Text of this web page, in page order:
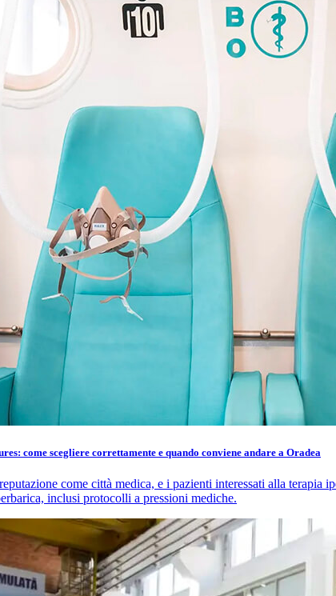
come scegliere correttamente e quando conviene andare a Oradea
come città medica, e i pazienti interessati alla
inclusi protocolli a pressioni mediche.